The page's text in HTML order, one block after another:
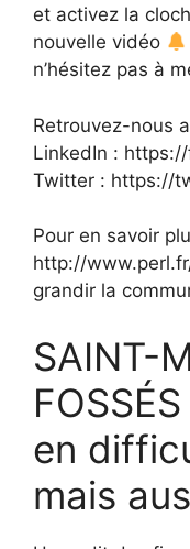
et activez la
nouvelle vidéo
n’hésitez pas à
Retrouvez-nous
LinkedIn :
Twitter : https://
Pour en savoir
http://
grandir la
SAINT-
en
mais